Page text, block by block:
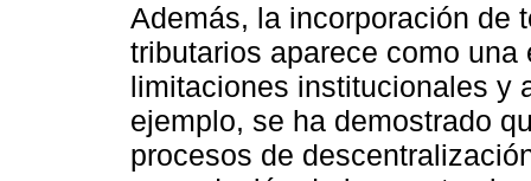
Además, la incorporación de
tributarios aparece como
limitaciones institucionales y
ejemplo, se ha demostrado
procesos de